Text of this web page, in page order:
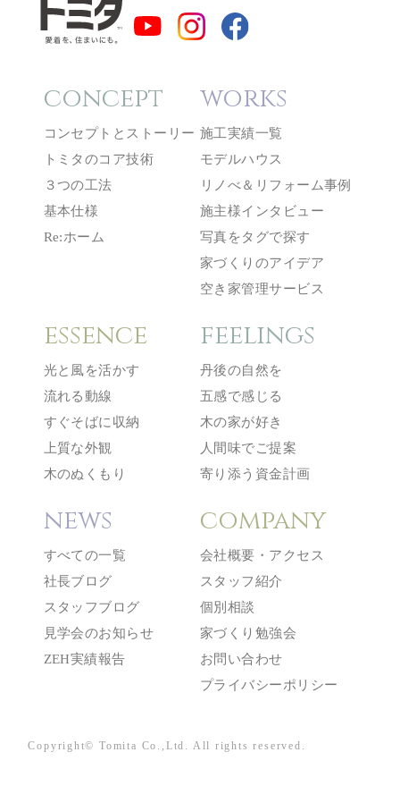
concept
コンセプトとストーリー
トミタのコア技術
３つの工法
基本仕様
Re:ホーム
works
施工実績一覧
モデルハウス
リノべ＆リフォーム事例
施主様インタビュー
写真をタグで探す
家づくりのアイデア
空き家管理サービス
essence
光と風を活かす
流れる動線
すぐそばに収納
上質な外観
木のぬくもり
feelings
丹後の自然を
五感で感じる
木の家が好き
人間味でご提案
寄り添う資金計画
news
すべての一覧
社長ブログ
スタッフブログ
見学会のお知らせ
ZEH実績報告
company
会社概要・アクセス
スタッフ紹介
個別相談
家づくり勉強会
お問い合わせ
プライバシーポリシー
Copyright© Tomita Co.,Ltd. All rights reserved.